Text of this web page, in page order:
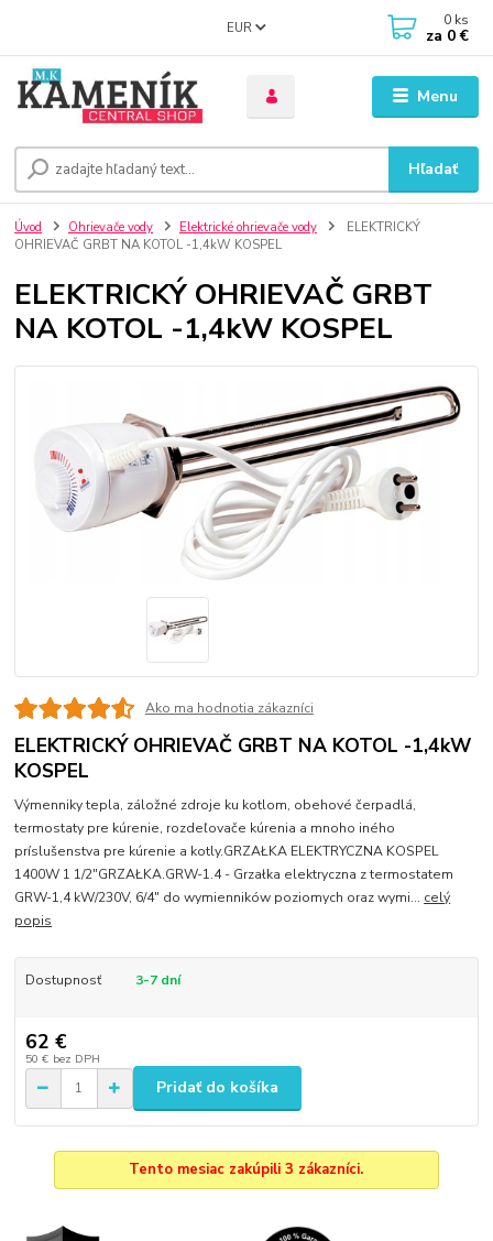
Menu
EUR
Hľadať
0 ks
za 0 €
Úvod Ohrievače vody Elektrické ohrievače vody
ELEKTRICKÝ
OHRIEVAČ GRBT NA KOTOL -1,4kW KOSPEL
ELEKTRICKÝ OHRIEVAČ GRBT
NA KOTOL -1,4kW KOSPEL
Ako ma hodnotia zákazníci
ELEKTRICKÝ OHRIEVAČ GRBT NA KOTOL -1,4kW
KOSPEL
Výmenniky tepla, záložné zdroje ku kotlom, obehové čerpadlá,
termostaty pre kúrenie, rozdeľovače kúrenia a mnoho iného
príslušenstva pre kúrenie a kotly.GRZAŁKA ELEKTRYCZNA KOSPEL
1400W 1 1/2"GRZAŁKA.GRW-1.4 - Grzałka elektryczna z termostatem
GRW-1,4 kW/230V, 6/4" do wymienników poziomych oraz wymi... celý
popis
Dostupnosť 3-7 dní
62 €
50 € bez DPH
Pridať do košíka
Tento mesiac zakúpili 3 zákazníci.